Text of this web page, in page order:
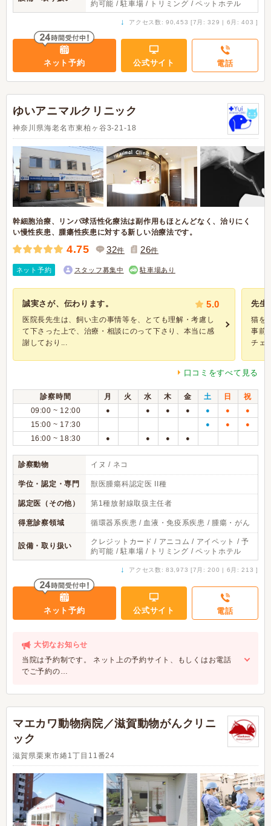
約可能 / 駐車場 / トリミング / ペットホテル
↓ アクセス数: 90,453 [7月: 329 | 6月: 403 ]
ネット予約 公式サイト 電話
ゆいアニマルクリニック
神奈川県海老名市東柏ヶ谷3-21-18
幹細胞治療、リンパ球活性化療法は副作用もほとんどなく、治りにく
い慢性疾患、腫瘍性疾患に対する新しい治療法です。
4.75 32件 26件
ネット予約 スタッフ募集中 駐車場あり
誠実さが、伝わります。 5.0
医院長先生は、飼い主の事情等を、とても理解・考慮し
て下さった上で、治療・相談にのって下さり、本当に感
謝しており...
先生
猫を
事前
チェ
口コミをすべて見る
診察時間 月 火 水 木 金 土 日
祝
09:00 ~ 12:00
● ● ● ● ● ● ●
15:00 ~ 17:30 ● ● ●
16:00 ~ 18:30 ● ● ● ●
診察動物 イヌ / ネコ
学位・認定・専門 獣医腫瘍科認定医 II種
認定医（その他） 第1種放射線取扱主任者
得意診察領域 循環器系疾患 / 血液・免疫系疾患 / 腫瘍・がん
設備・取り扱い
クレジットカード / アニコム / アイペット / 予
約可能 / 駐車場 / トリミング / ペットホテル
↓ アクセス数: 83,973 [7月: 200 | 6月: 213 ]
ネット予約 公式サイト 電話
大切なお知らせ
当院は予約制です。 ネット上の予約サイト、もしくはお電話
でご予約の…
マエカワ動物病院／滋賀動物がんクリニ
ック
滋賀県栗東市綣1丁目11番24